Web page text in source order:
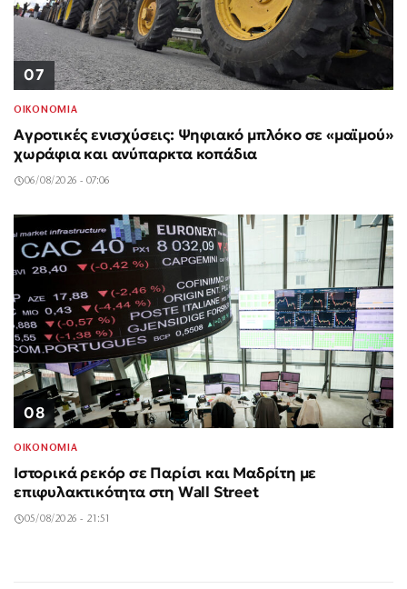
07
ΟΙΚΟΝΟΜΙΑ
Αγροτικές ενισχύσεις: Ψηφιακό μπλόκο σε «μαϊμού»
χωράφια και ανύπαρκτα κοπάδια
06/08/2026 - 07:06
08
ΟΙΚΟΝΟΜΙΑ
Ιστορικά ρεκόρ σε Παρίσι και Μαδρίτη με
επιφυλακτικότητα στη Wall Street
05/08/2026 - 21:51